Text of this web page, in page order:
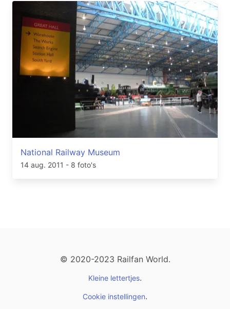
National Railway Museum
14 aug. 2011 - 8 foto's
© 2020-2023 Railfan World.
Kleine lettertjes.
Cookie instellingen.